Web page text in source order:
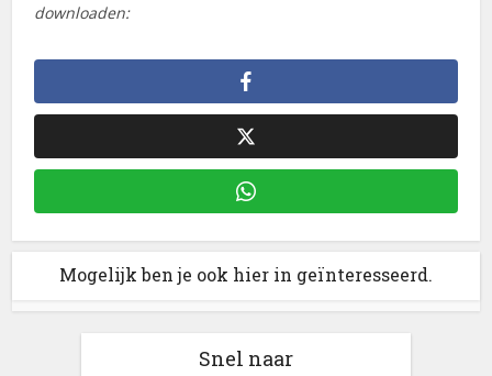
downloaden:
Mogelijk ben je ook hier in geïnteresseerd.
Snel naar